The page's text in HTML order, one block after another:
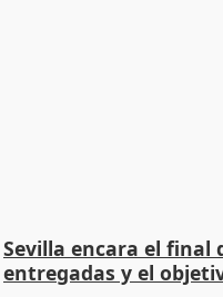
Sevilla encara el final
entregadas y el